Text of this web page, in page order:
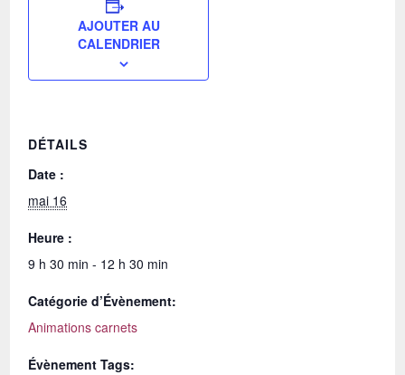
AJOUTER AU
CALENDRIER
DÉTAILS
Date :
mai 16
Heure :
9 h 30 min - 12 h 30 min
Catégorie d’Évènement:
Animations carnets
Évènement Tags: